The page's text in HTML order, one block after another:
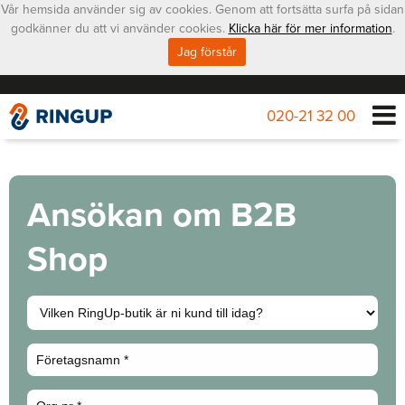
020-21 32 00
Ansökan om B2B
Shop
Vår hemsida använder sig av cookies. Genom att fortsätta surfa på sidan
godkänner du att vi använder cookies. Klicka här för mer information.
Jag förstår